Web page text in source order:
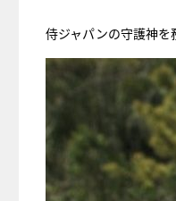
侍ジャパンの守護神を